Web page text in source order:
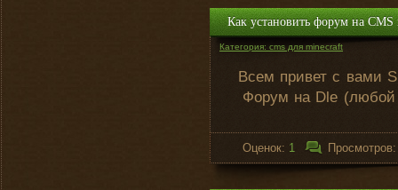
Как установить форум на CMS
Категория: cms для minecraft
Всем привет с вами
Форум на Dle (любой
Оценок: 1